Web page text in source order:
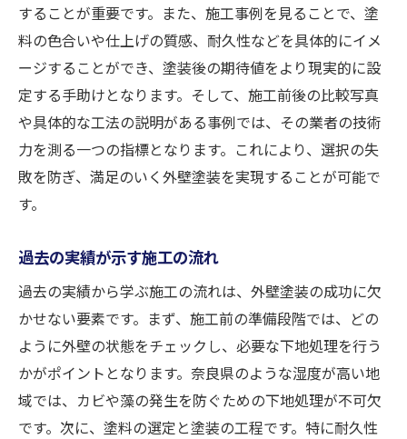
することが重要です。また、施工事例を見ることで、塗
料の色合いや仕上げの質感、耐久性などを具体的にイメ
ージすることができ、塗装後の期待値をより現実的に設
定する手助けとなります。そして、施工前後の比較写真
や具体的な工法の説明がある事例では、その業者の技術
力を測る一つの指標となります。これにより、選択の失
敗を防ぎ、満足のいく外壁塗装を実現することが可能で
す。
過去の実績が示す施工の流れ
過去の実績から学ぶ施工の流れは、外壁塗装の成功に欠
かせない要素です。まず、施工前の準備段階では、どの
ように外壁の状態をチェックし、必要な下地処理を行う
かがポイントとなります。奈良県のような湿度が高い地
域では、カビや藻の発生を防ぐための下地処理が不可欠
です。次に、塗料の選定と塗装の工程です。特に耐久性